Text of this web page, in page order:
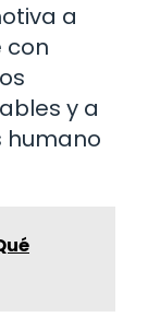
a
con
y a
humano